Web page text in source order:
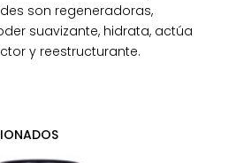
son regeneradoras,
suavizante, hidrata, actúa
y reestructurante.